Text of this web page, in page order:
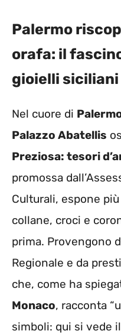
Palermo
orafa: il
gioielli siciliani
Nel cuore di
Palazzo Abatellis
Preziosa: tesori
promossa
Culturali, espone
collane, croci e
prima. Provengono
Regionale e da
che, come ha
Monaco, racconta
simboli: qui si vede